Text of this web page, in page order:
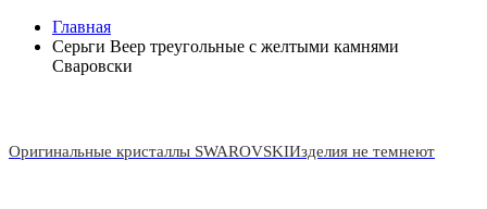
Главная
Серьги Веер треугольные с желтыми камнями
Сваровски
Оригинальные кристаллы SWAROVSKIИзделия не темнеют